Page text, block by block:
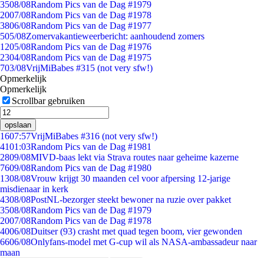
3508/08Random Pics van de Dag #1979
2007/08Random Pics van de Dag #1978
3806/08Random Pics van de Dag #1977
505/08Zomervakantieweerbericht: aanhoudend zomers
1205/08Random Pics van de Dag #1976
2304/08Random Pics van de Dag #1975
703/08VrijMiBabes #315 (not very sfw!)
Opmerkelijk
Opmerkelijk
Scrollbar gebruiken
opslaan
1607:57VrijMiBabes #316 (not very sfw!)
4101:03Random Pics van de Dag #1981
2809/08MIVD-baas lekt via Strava routes naar geheime kazerne
7609/08Random Pics van de Dag #1980
1308/08Vrouw krijgt 30 maanden cel voor afpersing 12-jarige
misdienaar in kerk
4308/08PostNL-bezorger steekt bewoner na ruzie over pakket
3508/08Random Pics van de Dag #1979
2007/08Random Pics van de Dag #1978
4006/08Duitser (93) crasht met quad tegen boom, vier gewonden
6606/08Onlyfans-model met G-cup wil als NASA-ambassadeur naar
maan